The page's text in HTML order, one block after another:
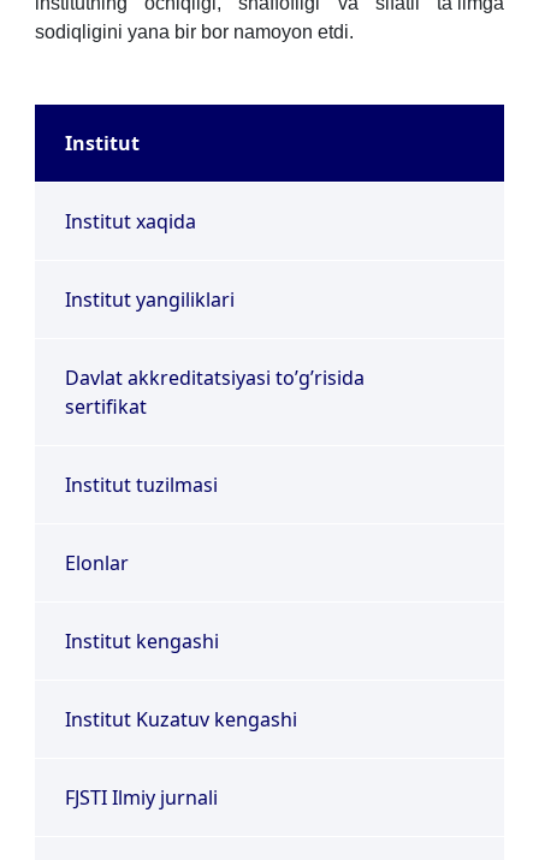
sodiqligini yana bir bor namoyon etdi.
Institut
Institut xaqida
Institut yangiliklari
Davlat akkreditatsiyasi toʼgʼrisida
sertifikat
Institut tuzilmasi
Elonlar
Institut kengashi
Institut Kuzatuv kengashi
FJSTI Ilmiy jurnali